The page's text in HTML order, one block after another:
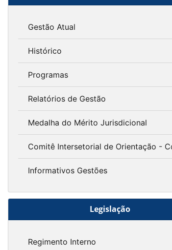
Gestão Atual
Histórico
Programas
Relatórios de Gestão
Medalha do Mérito Jurisdicional
Comitê Intersetorial de Orientação -
Informativos Gestões
Legislação
Regimento Interno